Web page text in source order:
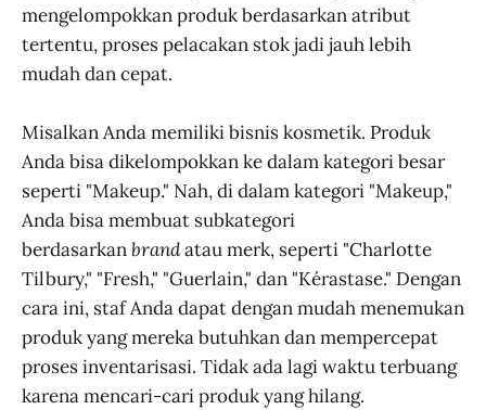
mengelompokkan produk berdasarkan atribut
tertentu, proses pelacakan stok jadi jauh lebih
mudah dan cepat.
Misalkan Anda memiliki bisnis kosmetik. Produk
Anda bisa dikelompokkan ke dalam kategori besar
seperti "Makeup." Nah, di dalam kategori "Makeup,"
Anda bisa membuat subkategori
berdasarkanbrandatau merk, seperti "Charlotte
Tilbury," "Fresh," "Guerlain," dan "Kérastase." Dengan
cara ini, staf Anda dapat dengan mudah menemukan
produk yang mereka butuhkan dan mempercepat
proses inventarisasi. Tidak ada lagi waktu terbuang
karena mencari-cari produk yang hilang.